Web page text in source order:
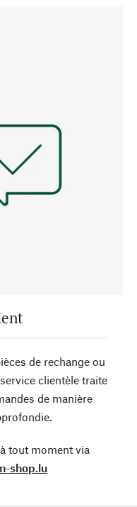
de rechange ou
clientèle traite
de manière
tout moment via
shop.lu